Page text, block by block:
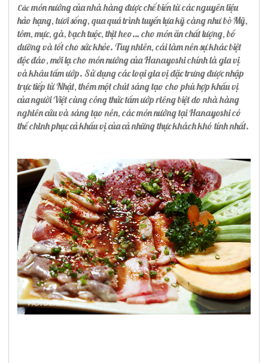
Cácmón nướng của nhà hàng được chế biến từ các nguyên liệu
hảo hạng, tươi sống, qua quá trình tuyển lựa kỹ càng như bò Mỹ,
tôm, mực, gà, bạch tuộc, thịt heo… cho món ăn chất lượng, bổ
dưỡng và tốt cho sức khỏe. Tuy nhiên, cái làm nên sự khác biệt
độc đáo, mới lạ cho món nướng của Hanayoshi chính là gia vị
và khâu tẩm ướp. Sử dụng các loại gia vị đặc trưng được nhập
trực tiếp từ Nhật, thêm một chút sáng tạo cho phù hợp khẩu vị
của người Việt cùng công thức tẩm ướp riêng biệt do nhà hàng
nghiên cứu và sáng tạo nên, các món nướng tại Hanayoshi có
thể chinh phục cả khẩu vị của cả những thực khách khó tính nhất.